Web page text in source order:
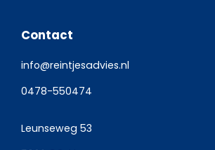
Contact
info@reintjesadvies.nl
0478-550474
Leunseweg 53